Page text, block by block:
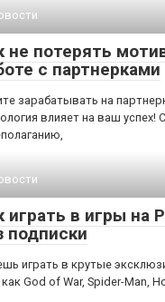
не потерять
с партнерками
зарабатывать на
влияет на ваш успех!
играть в игры на
подписки
играть в крутые
как God of War, Spider-Man,